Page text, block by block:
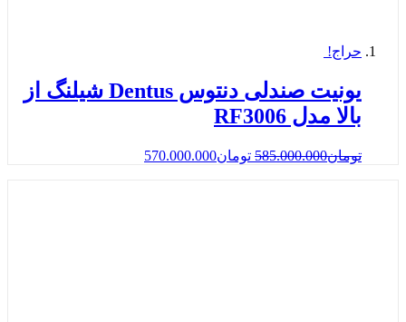
حراج!
یونیت صندلی دنتوس Dentus شیلنگ از
بالا مدل RF3006
تومان585.000.000 تومان570.000.000